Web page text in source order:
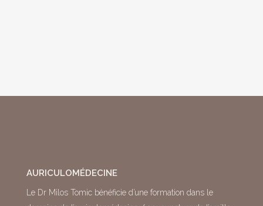
AURICULOMÉDECINE
Le Dr Milos Tomic bénéficie d’une formation dans le